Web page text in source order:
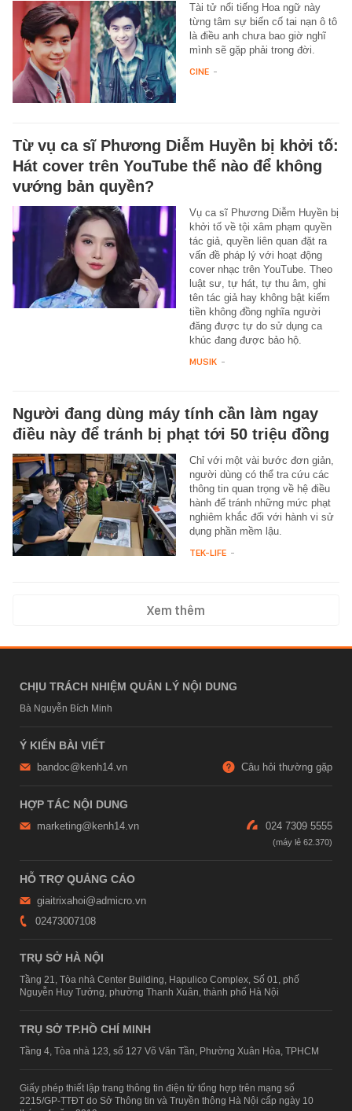
Tài tử nổi tiếng Hoa ngữ này
từng tâm sự biến cố tai nạn ô tô
là điều anh chưa bao giờ nghĩ
mình sẽ gặp phải trong đời.
CINE -
Từ vụ ca sĩ Phương Diễm Huyền bị khởi tố:
Hát cover trên YouTube thế nào để không
vướng bản quyền?
Vụ ca sĩ Phương Diễm Huyền bị
khởi tố về tội xâm phạm quyền
tác giả, quyền liên quan đặt ra
vấn đề pháp lý với hoạt động
cover nhạc trên YouTube. Theo
luật sư, tự hát, tự thu âm, ghi
tên tác giả hay không bật kiếm
tiền không đồng nghĩa người
đăng được tự do sử dụng ca
khúc đang được bảo hộ.
MUSIK -
Người đang dùng máy tính cần làm ngay
điều này để tránh bị phạt tới 50 triệu đồng
Chỉ với một vài bước đơn giản,
người dùng có thể tra cứu các
thông tin quan trọng về hệ điều
hành để tránh những mức phạt
nghiêm khắc đối với hành vi sử
dụng phần mềm lậu.
TEK-LIFE -
Xem thêm
CHỊU TRÁCH NHIỆM QUẢN LÝ NỘI DUNG
Bà Nguyễn Bích Minh
Ý KIẾN BÀI VIẾT
bandoc@kenh14.vn Câu hỏi thường gặp
HỢP TÁC NỘI DUNG
marketing@kenh14.vn 024 7309 5555
HỖ TRỢ QUẢNG CÁO
giaitrixahoi@admicro.vn
02473007108
TRỤ SỞ HÀ NỘI
Tầng 21, Tòa nhà Center Building, Hapulico Complex, Số 01, phố
Nguyễn Huy Tưởng, phường Thanh Xuân, thành phố Hà Nội
TRỤ SỞ TP.HỒ CHÍ MINH
Tầng 4, Tòa nhà 123, số 127 Võ Văn Tần, Phường Xuân Hòa, TPHCM
Giấy phép thiết lập trang thông tin điện tử tổng hợp trên mạng số
2215/GP-TTĐT do Sở Thông tin và Truyền thông Hà Nội cấp ngày 10